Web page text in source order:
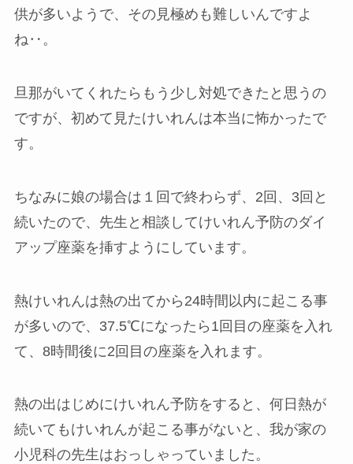
供が多いようで、その見極めも難しいんですよ
ね‥。
旦那がいてくれたらもう少し対処できたと思うの
ですが、初めて見たけいれんは本当に怖かったで
す。
ちなみに娘の場合は１回で終わらず、2回、3回と
続いたので、先生と相談してけいれん予防のダイ
アップ座薬を挿すようにしています。
熱けいれんは熱の出てから24時間以内に起こる事
が多いので、37.5℃になったら1回目の座薬を入れ
て、8時間後に2回目の座薬を入れます。
熱の出はじめにけいれん予防をすると、何日熱が
続いてもけいれんが起こる事がないと、我が家の
小児科の先生はおっしゃっていました。